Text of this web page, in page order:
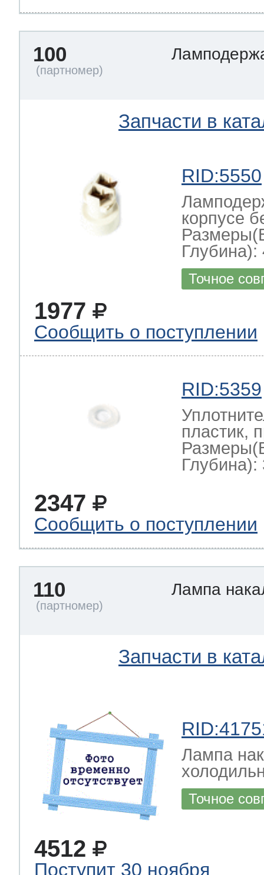
100
Запчасти в
RID:5550
корпусе
Глубина):
Точное
1977
Сообщить о поступлении
RID:5359
пластик,
Глубина):
2347
Сообщить о поступлении
110 Лампа
Запчасти в
Лампа
Точное
4512
Поступит 30 ноября